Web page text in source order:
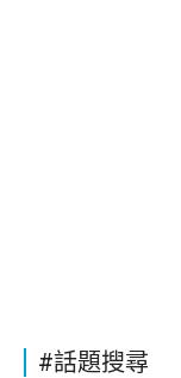
#話題搜尋